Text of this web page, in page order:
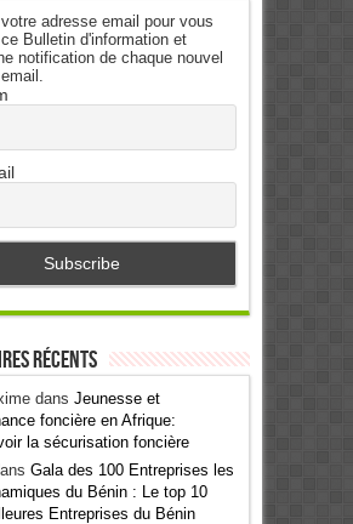
adresse email pour vous
Bulletin d'information et
notification de chaque nouvel
récents
dans Jeunesse et
foncière en Afrique:
la sécurisation foncière
Gala des 100 Entreprises les
du Bénin : Le top 10
Entreprises du Bénin